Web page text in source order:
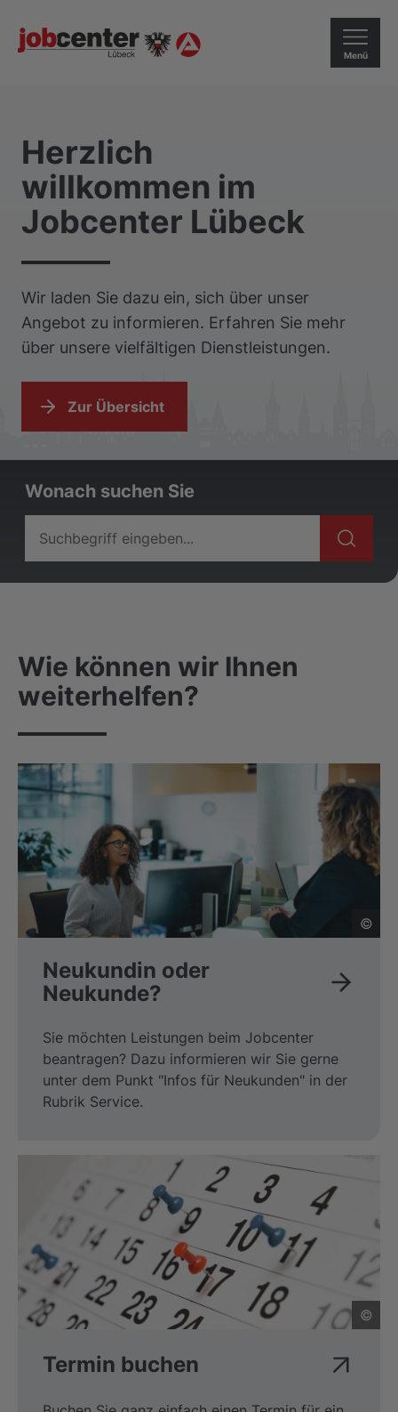
Menü
Herzlich
willkommen im
Jobcenter Lübeck
Wir laden Sie dazu ein, sich über unser
Angebot zu informieren. Erfahren Sie mehr
über unsere vielfältigen Dienstleistungen.
Zur Übersicht
Wonach suchen Sie
Wie können wir Ihnen
weiterhelfen?
©
Neukundin oder
Neukunde?
Sie möchten Leistungen beim Jobcenter
beantragen? Dazu informieren wir Sie gerne
unter dem Punkt "Infos für Neukunden" in der
Rubrik Service.
©
Termin buchen